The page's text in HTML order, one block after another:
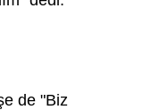
de "Biz